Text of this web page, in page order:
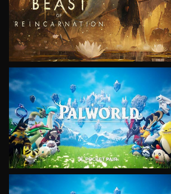
VIEW
VIEW